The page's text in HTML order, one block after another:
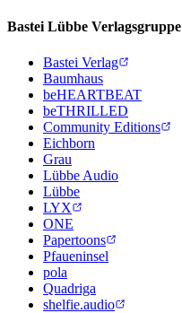
Bastei Lübbe Verlagsgruppe
Bastei Verlag
Baumhaus
beHEARTBEAT
beTHRILLED
Community Editions
Eichborn
Grau
Lübbe Audio
Lübbe
LYX
ONE
Papertoons
Pfaueninsel
pola
Quadriga
shelfie.audio